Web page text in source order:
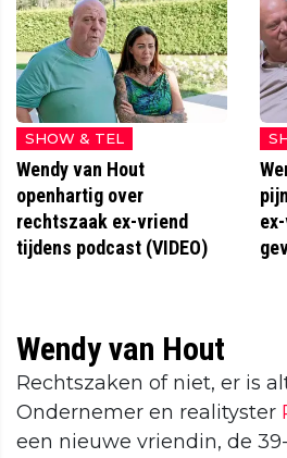
SHOW & TEL
Wendy van Hout
openhartig over
rechtszaak ex-vriend
tijdens podcast (VIDEO)
Wendy van Hout
Rechtszaken of niet, er is
Ondernemer en realityster
een nieuwe vriendin, de